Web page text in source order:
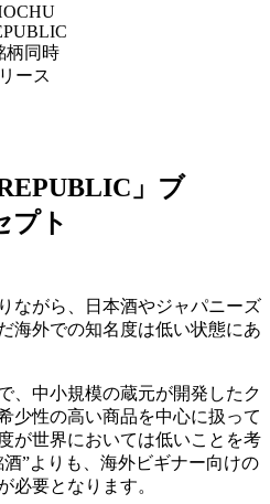
柄同時
ース
」ブ
プト
ながら、日本酒やジャパニーズ
海外での知名度は低い状態にあ
、中小規模の蔵元が開発したク
少性の高い商品を中心に扱って
が世界においては低いことを考
”よりも、海外ビギナー向けの
必要となります。